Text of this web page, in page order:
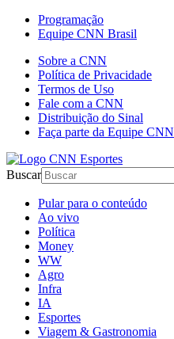
Programação
Equipe CNN Brasil
Sobre a CNN
Política de Privacidade
Termos de Uso
Fale com a CNN
Distribuição do Sinal
Faça parte da Equipe CNN
Buscar
Pular para o conteúdo
Ao vivo
Política
Money
WW
Agro
Infra
IA
Esportes
Viagem & Gastronomia